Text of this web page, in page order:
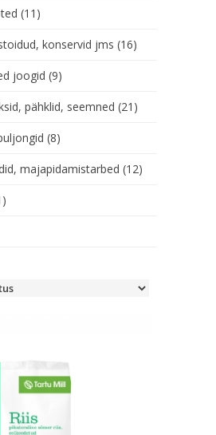
(11)
konservid jms (16)
joogid (9)
pähklid, seemned (21)
(8)
majapidamistarbed (12)